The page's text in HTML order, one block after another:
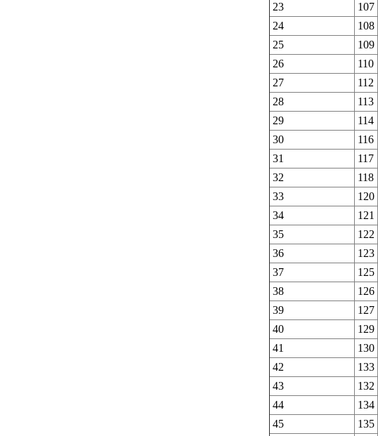
23
107
24
108
25
109
26
110
27
112
28
113
29
114
30
116
31
117
32
118
33
120
34
121
35
122
36
123
37
125
38
126
39
127
40
129
41
130
42
133
43
132
44
134
45
135